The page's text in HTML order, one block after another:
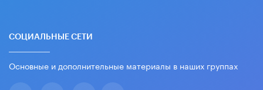
СОЦИАЛЬНЫЕ СЕТИ
Основные и дополнительные материалы в наших группах